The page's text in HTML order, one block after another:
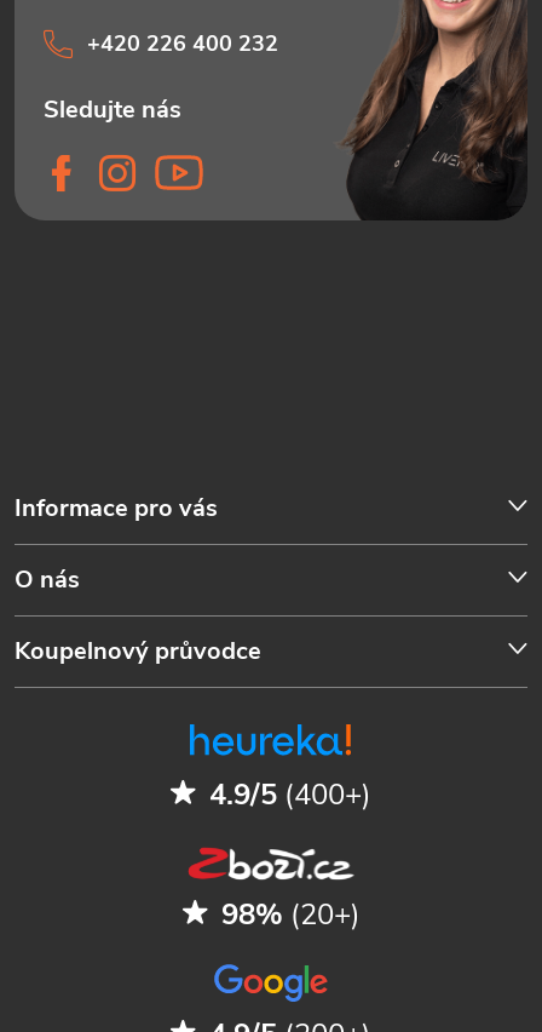
Informace pro vás
O nás
Koupelnový průvodce
+420 226 400 232
4.9/5 (400+)
98% (20+)